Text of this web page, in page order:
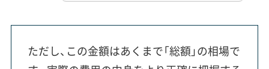
ただし、この金額はあくまで「総額」の相場で